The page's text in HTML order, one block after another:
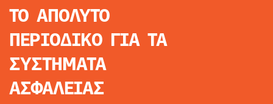
ΤΟ ΑΠΟΛΥΤΟ
ΠΕΡΙΟΔΙΚΟ ΓΙΑ ΤΑ
ΣΥΣΤΗΜΑΤΑ
ΑΣΦΑΛΕΙΑΣ